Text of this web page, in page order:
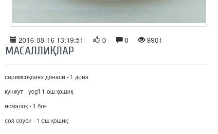
2016-08-16 13:19:51 0 0 9901
МАСАЛЛИҚЛАР
саримсоқпиёз донаси - 1 дона
кунжут - yog'i 1 ош қошиқ
исмалоқ - 1 боғ
соя соуси - 1 ош қошиқ